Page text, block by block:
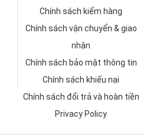
Chính sách kiểm hàng
Chính sách vận chuyển & giao
nhận
Chính sách bảo mật thông tin
Chính sách khiếu nại
Chính sách đổi trả và hoàn tiền
Privacy Policy